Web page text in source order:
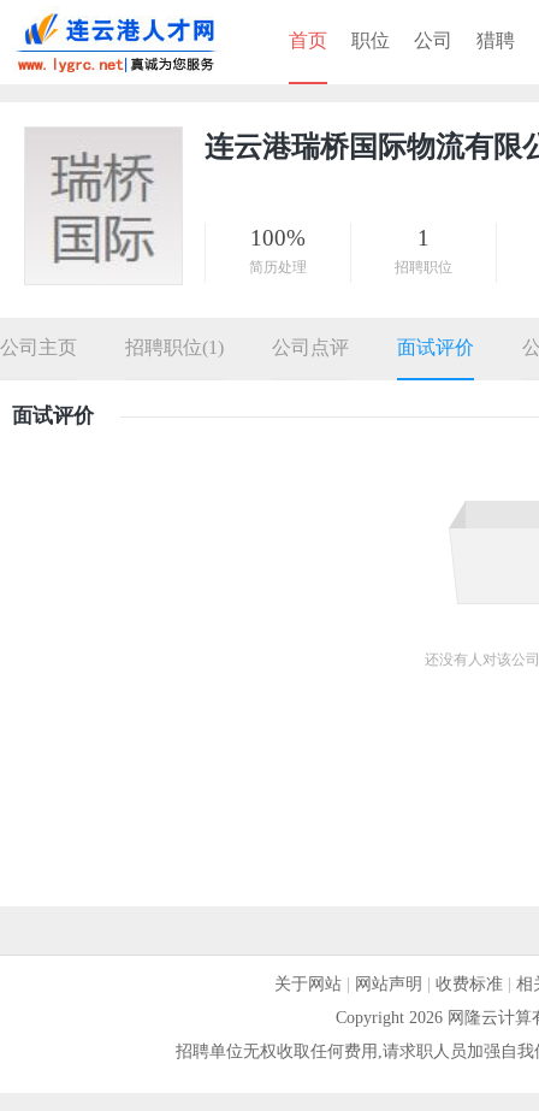
首页 职位 公司 猎聘
连云港瑞桥国际物流有限
100%
简历处理
1
招聘职位
公司主页 招聘职位(1) 公司点评 面试评价
面试评价
还没有人对该公
关于网站| 网站声明 收费标准| 相
Copyright 2026 网隆云计
招聘单位无权收取任何费用,请求职人员加强自